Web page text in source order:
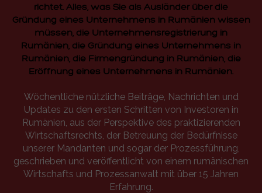
richtet. Alles, was Sie als Ausländer über die
Gründung eines Unternehmens in Rumänien wissen
müssen, die Unternehmensregistrierung in
Rumänien, die Gründung eines Unternehmens in
Rumänien, die Firmengründung in Rumänien, die
Eröffnung eines Unternehmens in Rumänien.
Wöchentliche nützliche Beiträge, Nachrichten und
Updates zu den ersten Schritten von Investoren in
Rumänien, aus der Perspektive des praktizierenden
Wirtschaftsrechts, der Betreuung der Bedürfnisse
unserer Mandanten und sogar der Prozessführung,
geschrieben und veröffentlicht von einem rumänischen
Wirtschafts und Prozessanwalt mit über 15 Jahren
Erfahrung.